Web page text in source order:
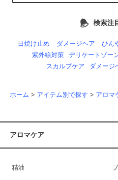
検索注
日焼け止め ダメージヘア ひん
紫外線対策
デリケートゾー
スカルプケア
ダメージ
ホーム > アイテム別で探す > アロマ
アロマケア
精油